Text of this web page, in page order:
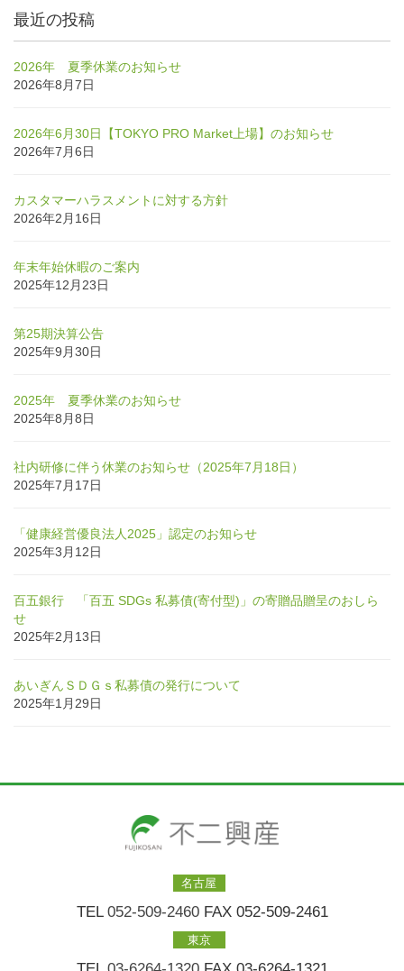
最近の投稿
2026年 夏季休業のお知らせ
2026年8月7日
2026年6月30日【TOKYO PRO Market上場】のお知らせ
2026年7月6日
カスタマーハラスメントに対する方針
2026年2月16日
年末年始休暇のご案内
2025年12月23日
第25期決算公告
2025年9月30日
2025年 夏季休業のお知らせ
2025年8月8日
社内研修に伴う休業のお知らせ（2025年7月18日）
2025年7月17日
「健康経営優良法人2025」認定のお知らせ
2025年3月12日
百五銀行 「百五 SDGs 私募債(寄付型)」の寄贈品贈呈のおしら
せ
2025年2月13日
あいぎんＳＤＧｓ私募債の発行について
2025年1月29日
名古屋
TEL 052-509-2460FAX 052-509-2461
東京